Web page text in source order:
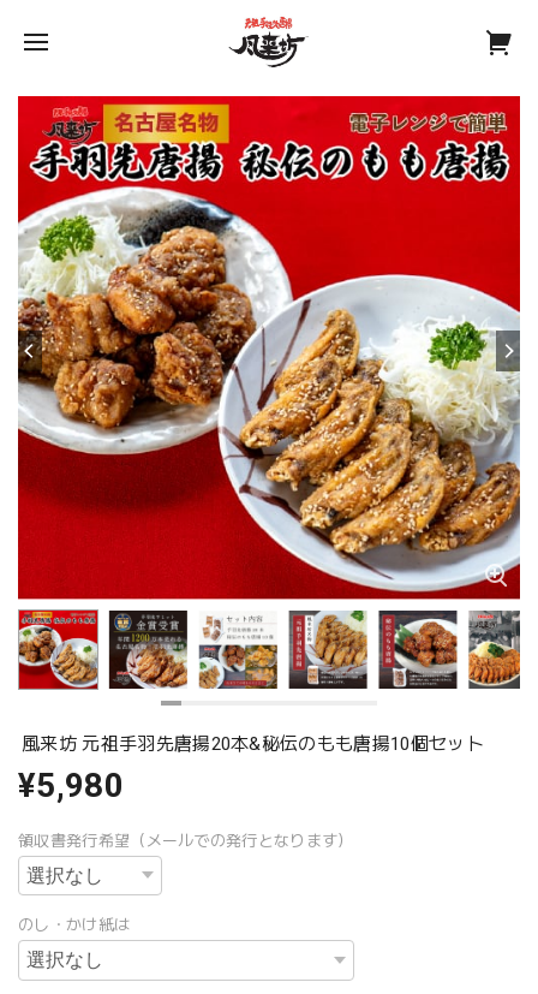
風来坊 元祖手羽先唐揚20本&秘伝のもも唐揚10個セット
¥5,980
領収書発行希望（メールでの発行となります）
のし・かけ紙は